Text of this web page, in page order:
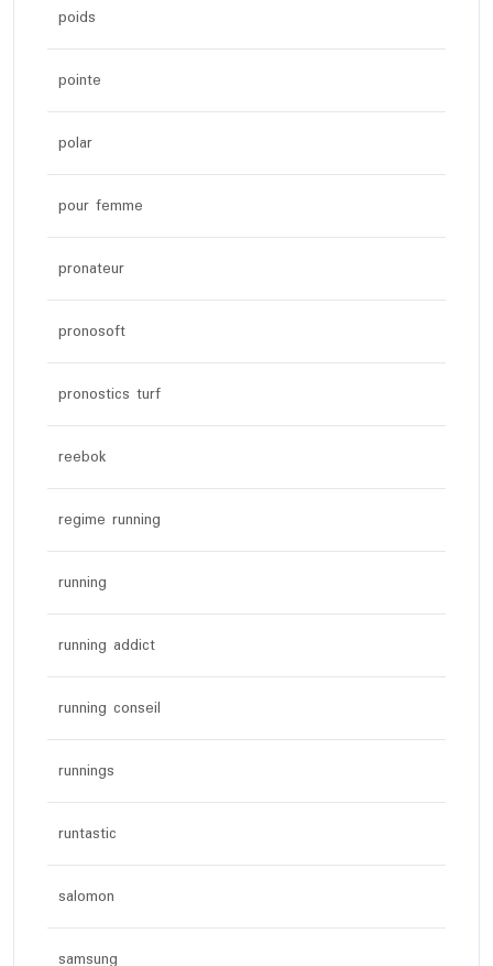
poids
pointe
polar
pour femme
pronateur
pronosoft
pronostics turf
reebok
regime running
running
running addict
running conseil
runnings
runtastic
salomon
samsung